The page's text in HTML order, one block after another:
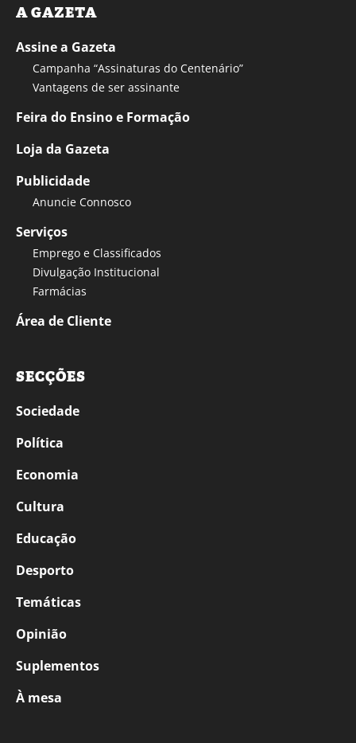
A GAZETA
Assine a Gazeta
Campanha “Assinaturas do Centenário”
Vantagens de ser assinante
Feira do Ensino e Formação
Loja da Gazeta
Publicidade
Anuncie Connosco
Serviços
Emprego e Classificados
Divulgação Institucional
Farmácias
Área de Cliente
SECÇÕES
Sociedade
Política
Economia
Cultura
Educação
Desporto
Temáticas
Opinião
Suplementos
À mesa